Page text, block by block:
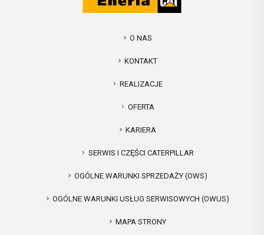
O NAS
KONTAKT
REALIZACJE
OFERTA
KARIERA
SERWIS I CZĘŚCI CATERPILLAR
OGÓLNE WARUNKI SPRZEDAŻY (OWS)
OGÓLNE WARUNKI USŁUG SERWISOWYCH (OWUS)
MAPA STRONY